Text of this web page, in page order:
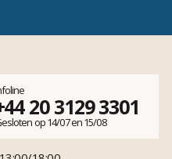
20 3129 3301
op 14/07 en 15/08